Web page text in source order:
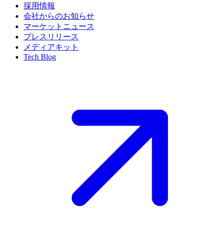
採用情報
会社からのお知らせ
マーケットニュース
プレスリリース
メディアキット
Tech Blog